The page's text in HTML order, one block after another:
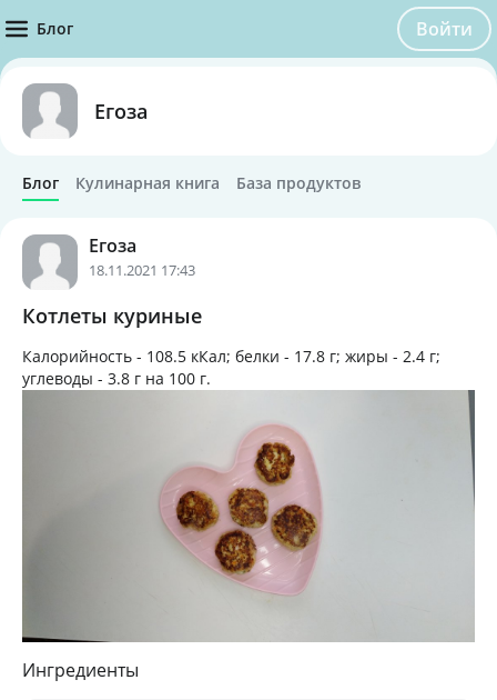
Блог Войти
Егоза
Блог Кулинарная книга База продуктов
Егоза
18.11.2021 17:43
Котлеты куриные
Калорийность - 108.5 кКал; белки - 17.8 г; жиры - 2.4 г;
углеводы - 3.8 г на 100 г.
Ингредиенты